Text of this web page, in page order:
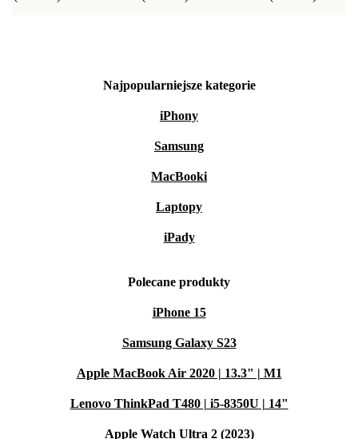
Najpopularniejsze kategorie
iPhony
Samsung
MacBooki
Laptopy
iPady
Polecane produkty
iPhone 15
Samsung Galaxy S23
Apple MacBook Air 2020 | 13.3" | M1
Lenovo ThinkPad T480 | i5-8350U | 14"
Apple Watch Ultra 2 (2023)